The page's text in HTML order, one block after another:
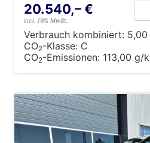
20.540,– €
incl. 19% MwSt.
Verbrauch kombiniert: 5,00
CO2-Klasse: C
CO2-Emissionen: 113,00 g/